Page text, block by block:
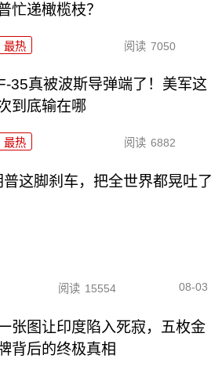
忙递橄榄枝？
最热 阅读 7050
35真被波斯导弹端了！美军这
到底输在哪
最热 阅读 6882
这脚刹车，把全世界都晃吐了
阅读 15554 08-03
张图让印度陷入死寂，五枚金
背后的终极真相